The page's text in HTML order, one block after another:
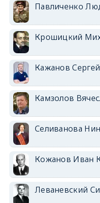
Павличенко
Крошицкий
Кажанов
Камзолов
Селиванова
Кожанов Иван
Леваневский